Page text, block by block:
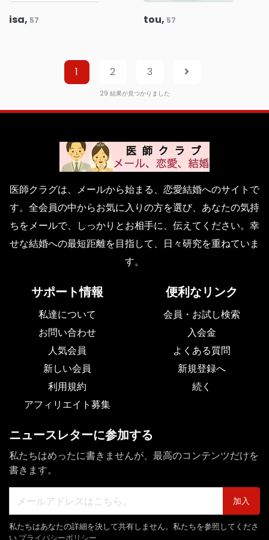
isa, 57 tou, 57
1 2 3
29 結果が見つかりました
医師クラグは、メールから始まる、恋愛結婚へのサイトで
す。全会員の中からお気に入りの方を選び、あなたの気持
ちをメールで、しっかりとお相手に、伝えてください。幸
せな結婚への最短距離を目指して、日々研究を重ねていま
す。
サポート情報
私達について
お問い合わせ
人気会員
新しい会員
利用規約
アフィリエイト募集
便利なリンク
会員・お試し検索
入会金
よくある質問
新規登録へ
続く
ニュースレターに参加する
私たちはめったに書きませんが、最高のコンテンツだけを
書きます。
加入
私たちはあなたの詳細を決して共有しません。私たちを参照してくださ
い プライバシーポリシー